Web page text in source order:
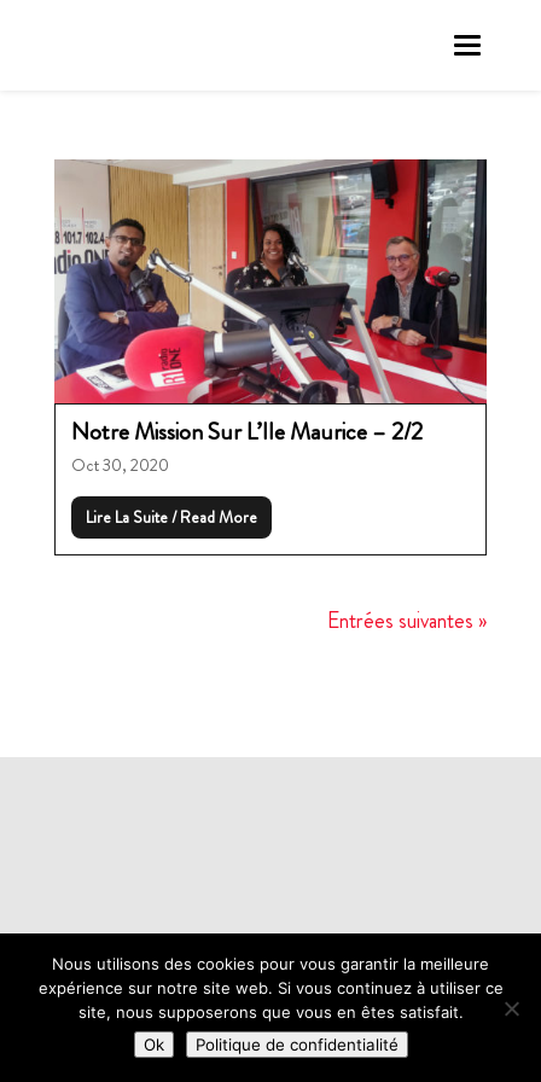
Notre Mission Sur L’Ile Maurice – 2/2
Oct 30, 2020
Lire La Suite / Read More
Entrées suivantes »
Nous utilisons des cookies pour vous garantir la meilleure
expérience sur notre site web. Si vous continuez à utiliser ce
site, nous supposerons que vous en êtes satisfait.
Ok
Politique de confidentialité